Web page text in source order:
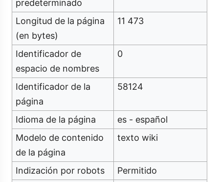
predeterminado
Longitud de la página
(en bytes)
11 473
Identificador de
espacio de nombres
0
Identificador de la
página
58124
Idioma de la página
es - español
Modelo de contenido
de la página
texto wiki
Indización por robots
Permitido